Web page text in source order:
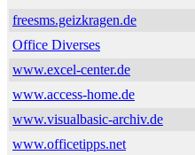
freesms.geizkragen.de
Office Diverses
www.excel-center.de
www.access-home.de
www.visualbasic-archiv.de
www.officetipps.net